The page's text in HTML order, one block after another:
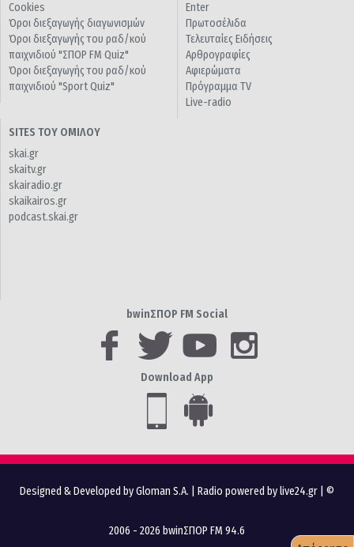
Cookies
Όροι διεξαγωγής διαγωνισμών
Όροι διεξαγωγής του ραδ/κού
παιχνιδιού "ΣΠΟΡ FM Quiz"
Όροι διεξαγωγής του ραδ/κού
παιχνιδιού "Sport Quiz"
Enter
Πρωτοσέλιδα
Τελευταίες Ειδήσεις
Αρθρογραφίες
Αφιερώματα
Πρόγραμμα TV
Live-radio
SITES ΤΟΥ ΟΜΙΛΟΥ
skai.gr
skaitv.gr
skairadio.gr
skaikairos.gr
podcast.skai.gr
bwinΣΠΟΡ FM Social
Download App
Designed & Developed by Gloman S.A. Radio powered by live24.gr | ©
2006 - 2026 bwinΣΠΟΡ FM 94.6